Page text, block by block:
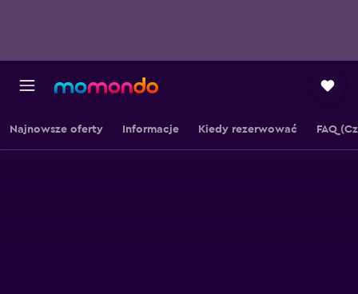
Najnowsze oferty Informacje Kiedy rezerwować FAQ